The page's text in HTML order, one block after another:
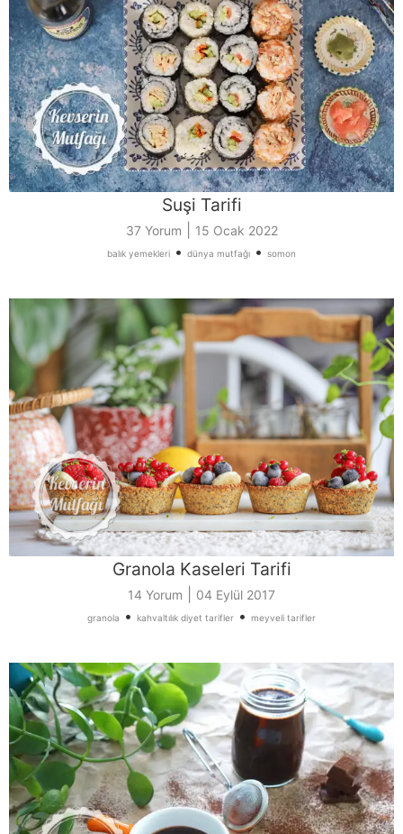
Suşi Tarifi
37 Yorum 15 Ocak 2022
balık yemekleri • dünya mutfağı • somon
Granola Kaseleri Tarifi
14 Yorum 04 Eylül 2017
granola • kahvaltılık diyet tarifler • meyveli tarifler